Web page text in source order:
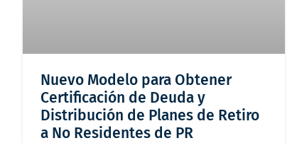
Nuevo Modelo para Obtener
Certificación de Deuda y
Distribución de Planes de Retiro
a No Residentes de PR